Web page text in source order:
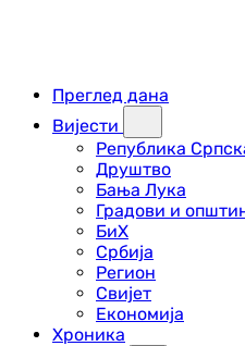
Преглед дана
Вијести
Република
Друштво
Бања Лука
Градови и
БиХ
Србија
Регион
Свијет
Економија
Хроника